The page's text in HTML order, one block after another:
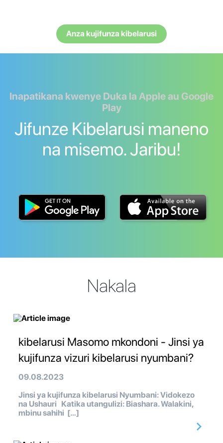
Anza kujifunza kibelarusi
Inapatikana kwenye Duka la Apple au Google
Play
Jifunze Kibelarusi maneno
na misemo. Jaribu!
Nakala
kibelarusi Masomo mkondoni - Jinsi ya
kujifunza vizuri kibelarusi nyumbani?
09.08.2023
Jinsi ya kujifunza kibelarusi Nyumbani: Vidokezo
na Ushauri Katika utangulizi: Biashara. Walakini,
mbinu sahihi […]